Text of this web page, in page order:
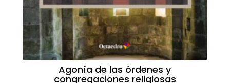
Agonía de las órdenes y
congregaciones religiosas